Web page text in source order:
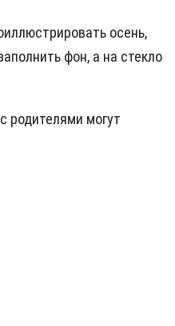
осень,
фон, а на стекло
родителями могут